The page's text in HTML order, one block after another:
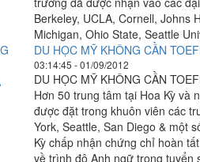
Berkeley, UCLA, Cornell, Johns
Michigan, Ohio State, Seattle
DU HỌC MỸ KHÔNG CẦN
03:14:45 - 01/09/2012
DU HỌC MỸ KHÔNG CẦN
Hơn 50 trung tâm tại Hoa Kỳ và
được đặt trong khuôn viên các
York, Seattle, San Diego & một
Kỳ chấp nhận chứng chỉ hoàn
về trình độ Anh ngữ trong tuyển